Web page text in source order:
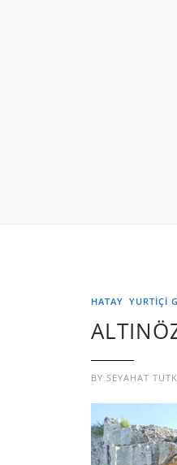
HATAY YURTIÇI
BY SEYAHAT